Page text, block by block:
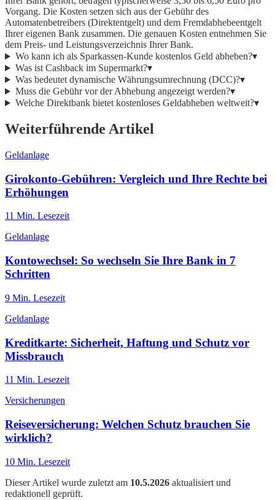
Vorgang. Die Kosten setzen sich aus der Gebühr des
Automatenbetreibers (Direktentgelt) und dem Fremdabhebeentgelt
Ihrer eigenen Bank zusammen. Die genauen Kosten entnehmen Sie
dem Preis- und Leistungsverzeichnis Ihrer Bank.
Wo kann ich als Sparkassen-Kunde kostenlos Geld abheben?▾
Was ist Cashback im Supermarkt?▾
Was bedeutet dynamische Währungsumrechnung (DCC)?▾
Muss die Gebühr vor der Abhebung angezeigt werden?▾
Welche Direktbank bietet kostenloses Geldabheben weltweit?▾
Weiterführende Artikel
Geldanlage
Girokonto-Gebühren: Vergleich und Ihre Rechte bei
Erhöhungen
11 Min. Lesezeit
Geldanlage
Kontowechsel: So wechseln Sie Ihre Bank in 7
Schritten
9 Min. Lesezeit
Geldanlage
Kreditkarte: Sicherheit, Haftung und Schutz vor
Missbrauch
11 Min. Lesezeit
Versicherungen
Reiseversicherung: Welchen Schutz brauchen Sie
wirklich?
10 Min. Lesezeit
Dieser Artikel wurde zuletzt am 10.5.2026 aktualisiert und
redaktionell geprüft.